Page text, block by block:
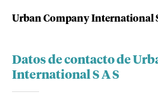
Urban Company International
Datos de contacto de
International S A S